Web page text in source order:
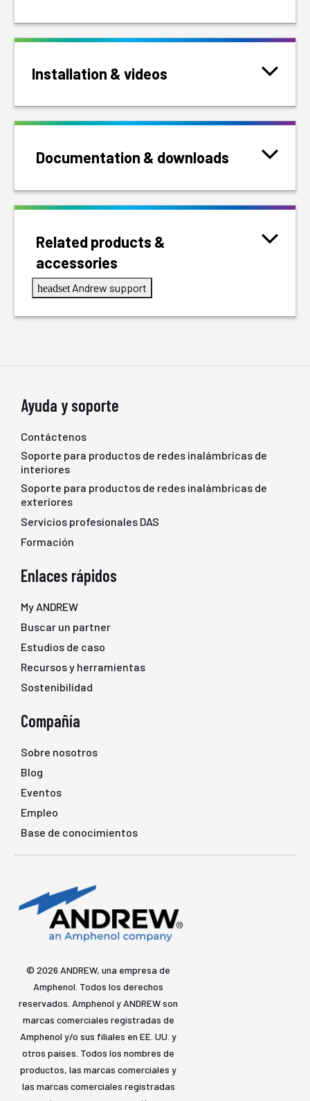
Installation & videos
Documentation & downloads
Related products &
accessories
headset Andrew support
Ayuda y soporte
Contáctenos
Soporte para productos de redes inalámbricas de
interiores
Soporte para productos de redes inalámbricas de
exteriores
Servicios profesionales DAS
Formación
Enlaces rápidos
My ANDREW
Buscar un partner
Estudios de caso
Recursos y herramientas
Sostenibilidad
Compañía
Sobre nosotros
Blog
Eventos
Empleo
Base de conocimientos
© 2026 ANDREW, una empresa de
Amphenol. Todos los derechos
reservados. Amphenol y ANDREW son
marcas comerciales registradas de
Amphenol y/o sus filiales en EE. UU. y
otros países. Todos los nombres de
productos, las marcas comerciales y
las marcas comerciales registradas